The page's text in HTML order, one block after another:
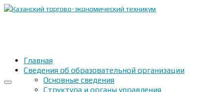
Главная
Сведения об образовательной организации
Основные сведения
Структура и органы управления